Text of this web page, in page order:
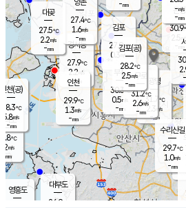
의도
℃
m/s
mm
영흥도
대부도
26.9
경서동
27.9℃
2.2 m/s
-mm
-mm
대곶
27.5℃
2.2m/s
-mm
-
김포
27.9℃
0.3 m/s
mm
광명
31.7 ℃
2.3 m/s
-mm
부천
30.3℃
0.5m/s
-mm
양촌
27.4℃
1.6m/s
-mm
구로
31.2℃
2.6m/s
-mm
은평
30.9
2.5
- mm
수리산길
29.7℃
1.0m/s
-mm
-m/s
-mm
인천(공)
28.3℃
5.8m/s
-mm
김포(공)
28.2℃
2.5m/s
-mm
인천
29.9℃
1.3m/s
-mm
-